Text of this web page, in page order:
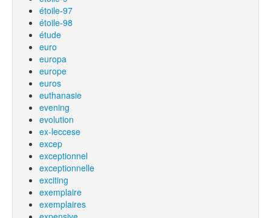
étoile-97
étoile-98
étude
euro
europa
europe
euros
euthanasie
evening
evolution
ex-leccese
excep
exceptionnel
exceptionnelle
exciting
exemplaire
exemplaires